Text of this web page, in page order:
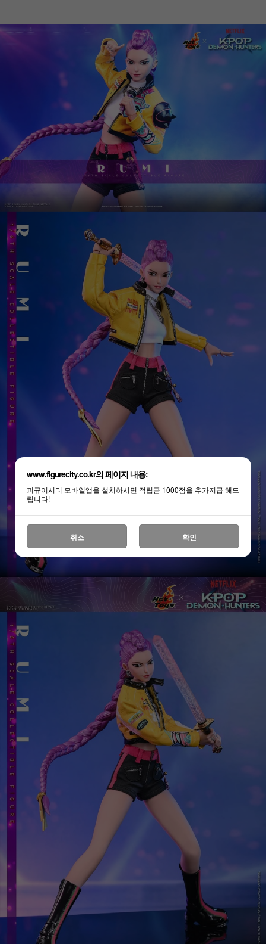
www.figurecity.co.kr의 페이지 내용:
피규어시티 모바일앱을 설치하시면 적립금 1000점을 추가지급 해드
립니다!
취소 확인